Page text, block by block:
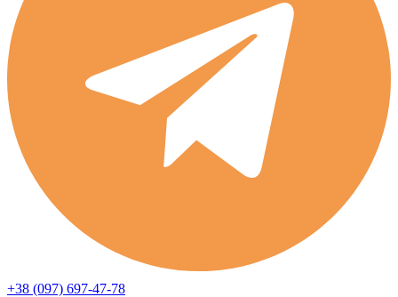
+38 (097) 697-47-78